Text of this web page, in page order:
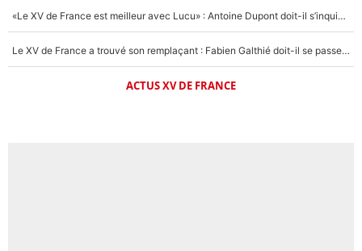
«Le XV de France est meilleur avec Lucu» : Antoine Dupont doit-il s’inquiéter pour sa place ?
Le XV de France a trouvé son remplaçant : Fabien Galthié doit-il se passer d'Antoine Dupont ?
ACTUS XV DE FRANCE